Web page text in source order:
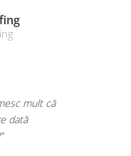
mult că
dată